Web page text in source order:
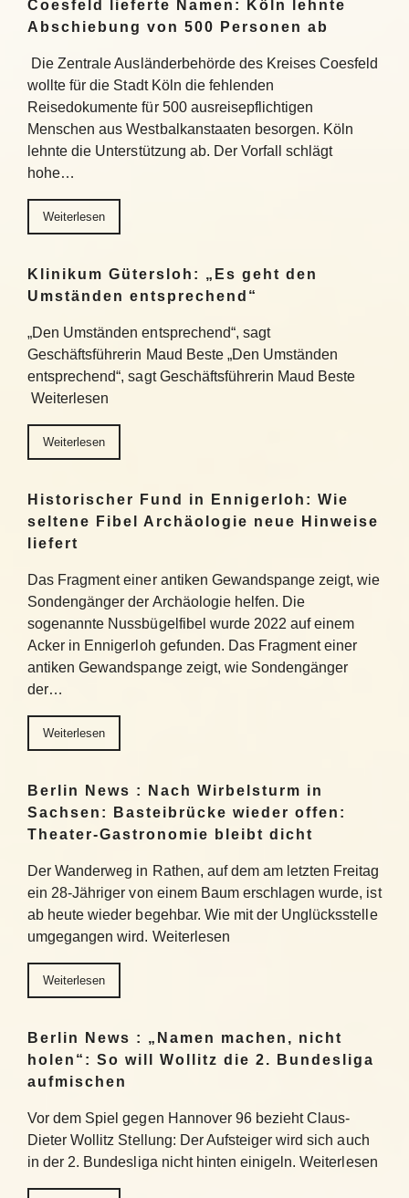
Coesfeld lieferte Namen: Köln lehnte
Abschiebung von 500 Personen ab
Die Zentrale Ausländerbehörde des Kreises Coesfeld
wollte für die Stadt Köln die fehlenden
Reisedokumente für 500 ausreisepflichtigen
Menschen aus Westbalkanstaaten besorgen. Köln
lehnte die Unterstützung ab. Der Vorfall schlägt
hohe…
Weiterlesen
Klinikum Gütersloh: „Es geht den
Umständen entsprechend“
„Den Umständen entsprechend“, sagt
Geschäftsführerin Maud Beste „Den Umständen
entsprechend“, sagt Geschäftsführerin Maud Beste
Weiterlesen
Weiterlesen
Historischer Fund in Ennigerloh: Wie
seltene Fibel Archäologie neue Hinweise
liefert
Das Fragment einer antiken Gewandspange zeigt, wie
Sondengänger der Archäologie helfen. Die
sogenannte Nussbügelfibel wurde 2022 auf einem
Acker in Ennigerloh gefunden. Das Fragment einer
antiken Gewandspange zeigt, wie Sondengänger
der…
Weiterlesen
Berlin News : Nach Wirbelsturm in
Sachsen: Basteibrücke wieder offen:
Theater-Gastronomie bleibt dicht
Der Wanderweg in Rathen, auf dem am letzten Freitag
ein 28-Jähriger von einem Baum erschlagen wurde, ist
ab heute wieder begehbar. Wie mit der Unglücksstelle
umgegangen wird. Weiterlesen
Weiterlesen
Berlin News : „Namen machen, nicht
holen“: So will Wollitz die 2. Bundesliga
aufmischen
Vor dem Spiel gegen Hannover 96 bezieht Claus-
Dieter Wollitz Stellung: Der Aufsteiger wird sich auch
in der 2. Bundesliga nicht hinten einigeln. Weiterlesen